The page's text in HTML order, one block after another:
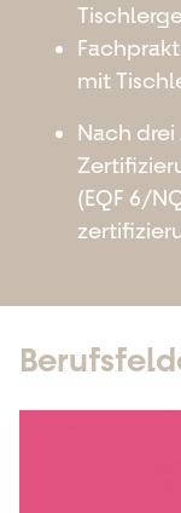
mit
Nach drei
(EQF 6/